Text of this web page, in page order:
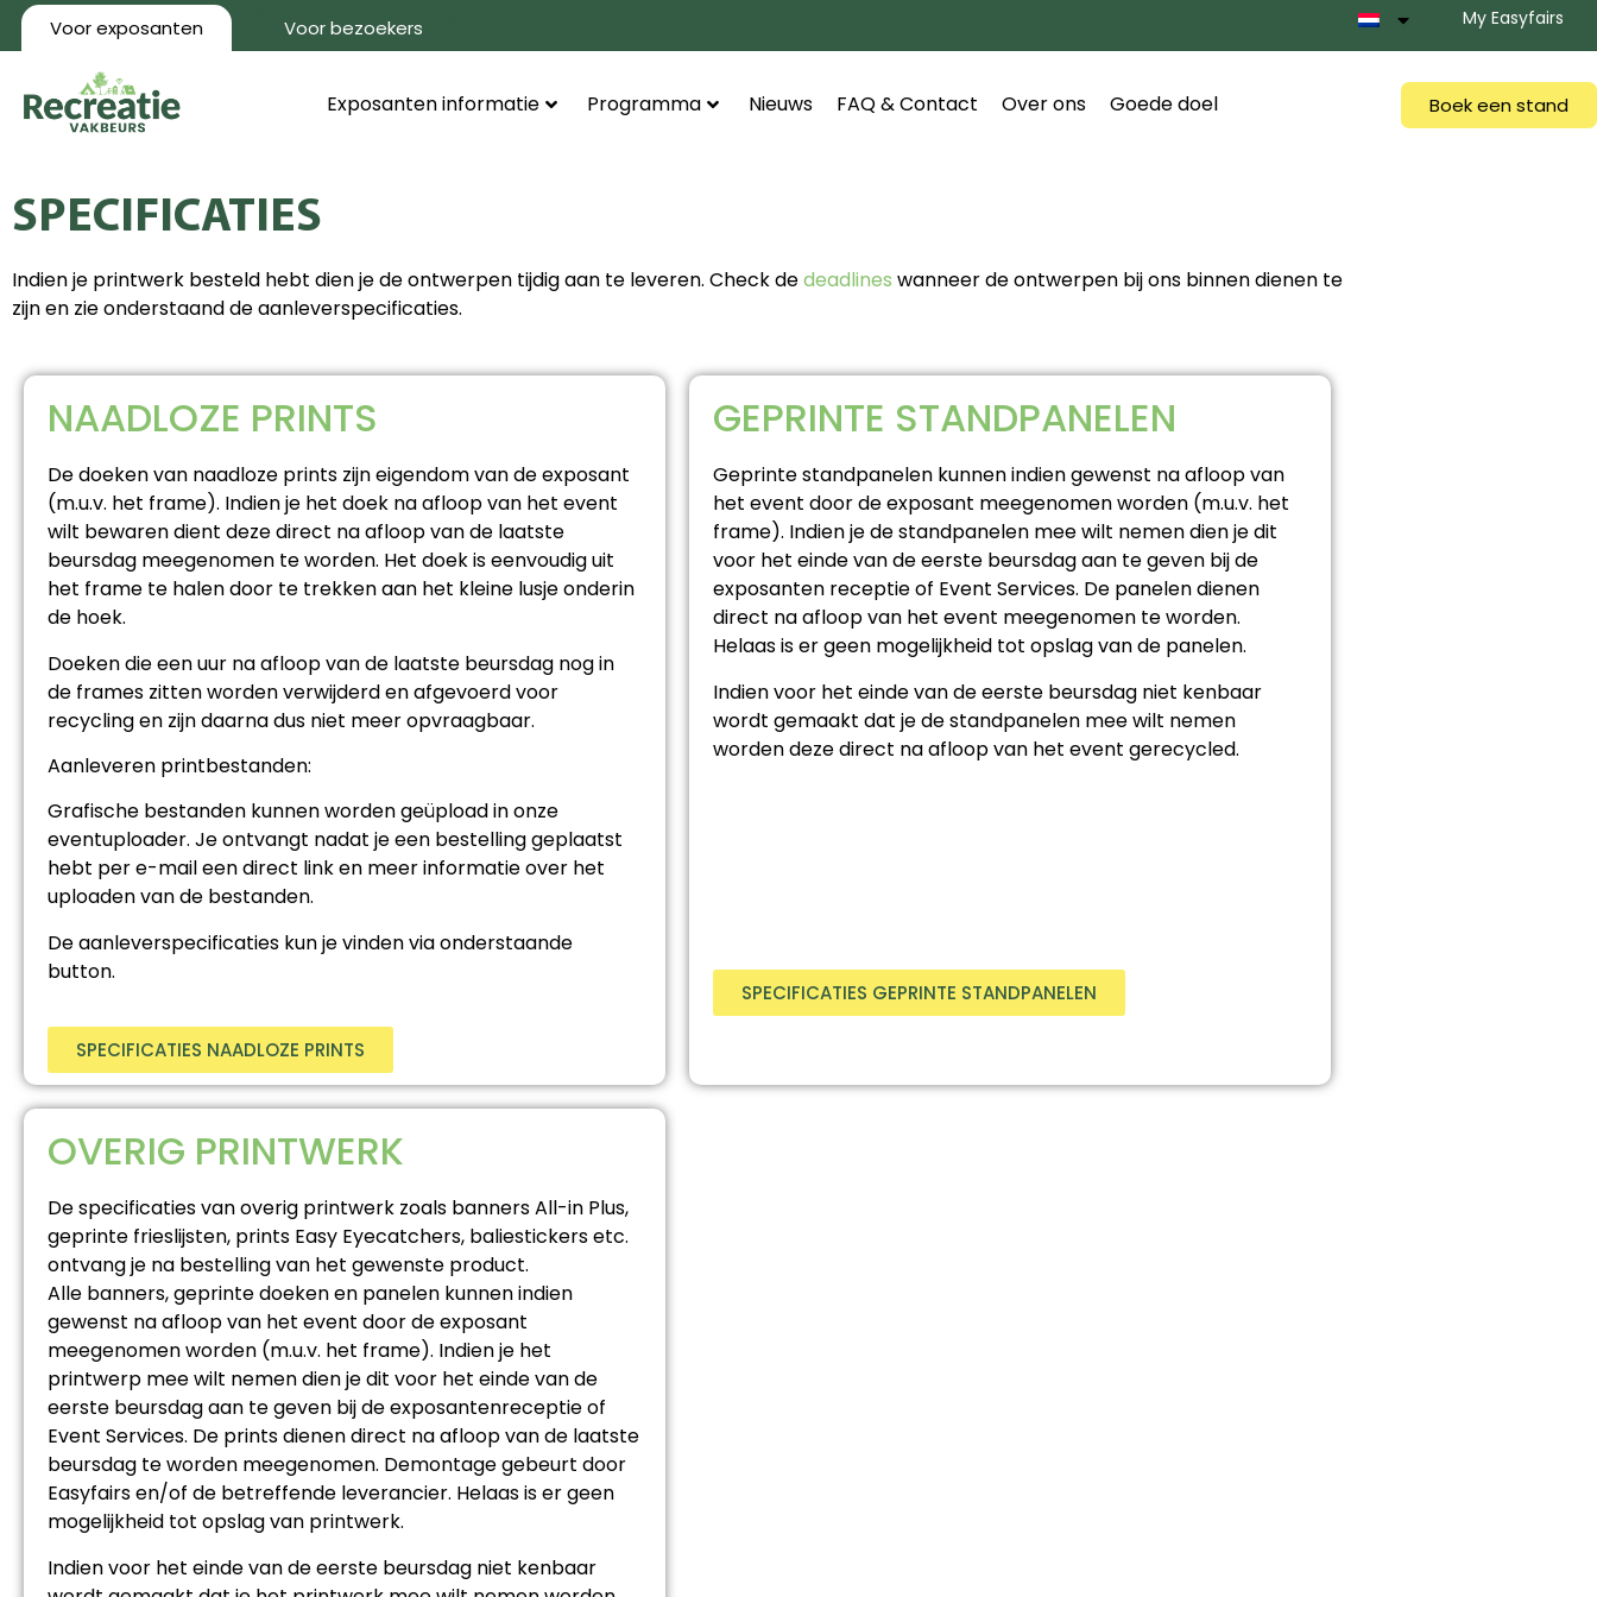
Voor exposanten Voor bezoekers My Easyfairs
Exposanten informatie Programma Nieuws FAQ & Contact Over ons Goede doel Boek een stand
SPECIFICATIES
Indien je printwerk besteld hebt dien je de ontwerpen tijdig aan te leveren. Check dedeadlines wanneer de ontwerpen bij ons binnen dienen te
zijn en zie onderstaand de aanleverspecificaties.
NAADLOZE PRINTS
De doeken van naadloze prints zijn eigendom van de exposant
(m.u.v. het frame). Indien je het doek na afloop van het event
wilt bewaren dient deze direct na afloop van de laatste
beursdag meegenomen te worden. Het doek is eenvoudig uit
het frame te halen door te trekken aan het kleine lusje onderin
de hoek.
Doeken die een uur na afloop van de laatste beursdag nog in
de frames zitten worden verwijderd en afgevoerd voor
recycling en zijn daarna dus niet meer opvraagbaar.
Aanleveren printbestanden:
Grafische bestanden kunnen worden geüpload in onze
eventuploader. Je ontvangt nadat je een bestelling geplaatst
hebt per e-mail een direct link en meer informatie over het
uploaden van de bestanden.
De aanleverspecificaties kun je vinden via onderstaande
button.
SPECIFICATIES NAADLOZE PRINTS
GEPRINTE STANDPANELEN
Geprinte standpanelen kunnen indien gewenst na afloop van
het event door de exposant meegenomen worden (m.u.v. het
frame). Indien je de standpanelen mee wilt nemen dien je dit
voor het einde van de eerste beursdag aan te geven bij de
exposanten receptie of Event Services. De panelen dienen
direct na afloop van het event meegenomen te worden.
Helaas is er geen mogelijkheid tot opslag van de panelen.
Indien voor het einde van de eerste beursdag niet kenbaar
wordt gemaakt dat je de standpanelen mee wilt nemen
worden deze direct na afloop van het event gerecycled.
SPECIFICATIES GEPRINTE STANDPANELEN
OVERIG PRINTWERK
De specificaties van overig printwerk zoals banners All-in Plus,
geprinte frieslijsten, prints Easy Eyecatchers, baliestickers etc.
ontvang je na bestelling van het gewenste product.
Alle banners, geprinte doeken en panelen kunnen indien
gewenst na afloop van het event door de exposant
meegenomen worden (m.u.v. het frame). Indien je het
printwerp mee wilt nemen dien je dit voor het einde van de
eerste beursdag aan te geven bij de exposantenreceptie of
Event Services. De prints dienen direct na afloop van de laatste
beursdag te worden meegenomen. Demontage gebeurt door
Easyfairs en/of de betreffende leverancier. Helaas is er geen
mogelijkheid tot opslag van printwerk.
Indien voor het einde van de eerste beursdag niet kenbaar